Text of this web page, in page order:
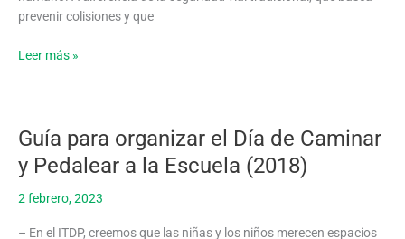
prevenir colisiones y que
Leer más »
Guía para organizar el Día de Caminar
y Pedalear a la Escuela (2018)
2 febrero, 2023
– En el ITDP, creemos que las niñas y los niños merecen espacios
Guía
para
organizar
el
de